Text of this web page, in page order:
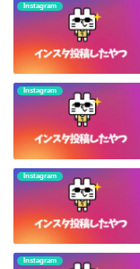
Instagram
Instagram
Instagram
Instagram